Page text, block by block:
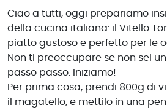
Ciao a tutti, oggi prepariamo
della cucina italiana: il Vitello
piatto gustoso e perfetto per le
Non ti preoccupare se non sei
passo passo. Iniziamo!
Per prima cosa, prendi 800g di
il magatello, e mettilo in una